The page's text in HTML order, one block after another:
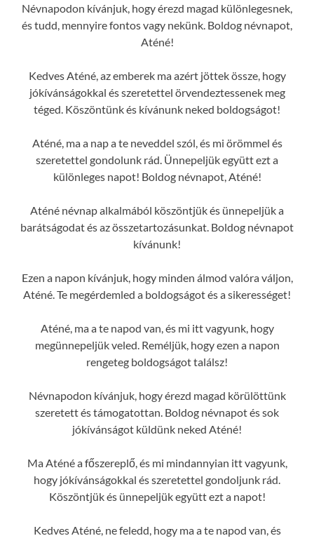
Névnapodon kívánjuk, hogy érezd magad különlegesnek,
és tudd, mennyire fontos vagy nekünk. Boldog névnapot,
Aténé!
Kedves Aténé, az emberek ma azért jöttek össze, hogy
jókívánságokkal és szeretettel örvendeztessenek meg
téged. Köszöntünk és kívánunk neked boldogságot!
Aténé, ma a nap a te neveddel szól, és mi örömmel és
szeretettel gondolunk rád. Ünnepeljük együtt ezt a
különleges napot! Boldog névnapot, Aténé!
Aténé névnap alkalmából köszöntjük és ünnepeljük a
barátságodat és az összetartozásunkat. Boldog névnapot
kívánunk!
Ezen a napon kívánjuk, hogy minden álmod valóra váljon,
Aténé. Te megérdemled a boldogságot és a sikerességet!
Aténé, ma a te napod van, és mi itt vagyunk, hogy
megünnepeljük veled. Reméljük, hogy ezen a napon
rengeteg boldogságot találsz!
Névnapodon kívánjuk, hogy érezd magad körülöttünk
szeretett és támogatottan. Boldog névnapot és sok
jókívánságot küldünk neked Aténé!
Ma Aténé a főszereplő, és mi mindannyian itt vagyunk,
hogy jókívánságokkal és szeretettel gondoljunk rád.
Köszöntjük és ünnepeljük együtt ezt a napot!
Kedves Aténé, ne feledd, hogy ma a te napod van, és